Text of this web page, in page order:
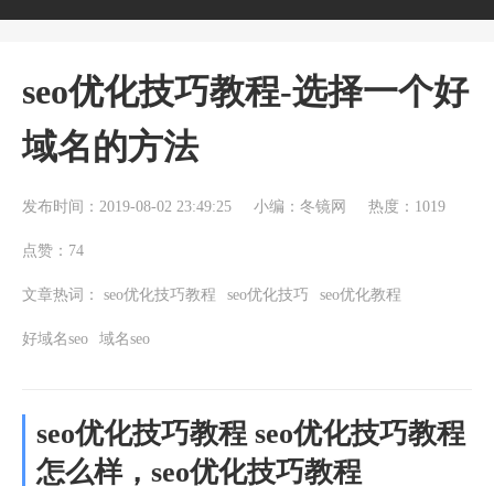
seo优化技巧教程-选择一个好
域名的方法
发布时间：2019-08-02 23:49:25 小编：冬镜网 热度：1019
点赞：74
文章热词： seo优化技巧教程 seo优化技巧 seo优化教程
好域名seo 域名seo
seo优化技巧教程 seo优化技巧教程
怎么样，seo优化技巧教程